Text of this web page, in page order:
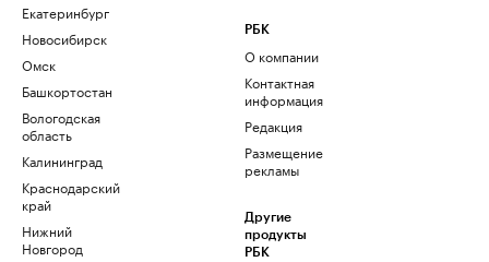
Екатеринбург
Новосибирск
Омск
Башкортостан
Вологодская
область
Калининград
Краснодарский
край
Нижний
Новгород
РБК
О компании
Контактная
информация
Редакция
Размещение
рекламы
Другие
продукты
РБК